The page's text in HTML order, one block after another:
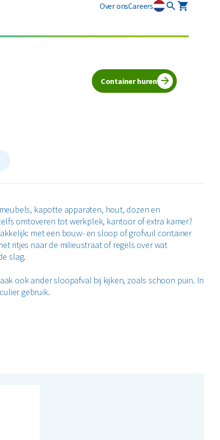
Over onsCareers
Vloer verwijderen
Container huren
kapotte apparaten, hout, dozen en
omtoveren tot werkplek, kantoor of extra kamer?
met een bouw- en sloop of grofvuil container
ritjes naar de milieustraat of regels over wat
slag.
ook ander sloopafval bij kijken, zoals schoon puin. In
gebruik.